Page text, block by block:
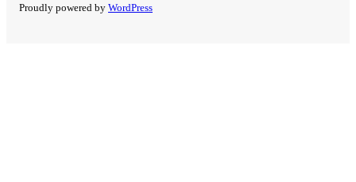
Proudly powered by WordPress